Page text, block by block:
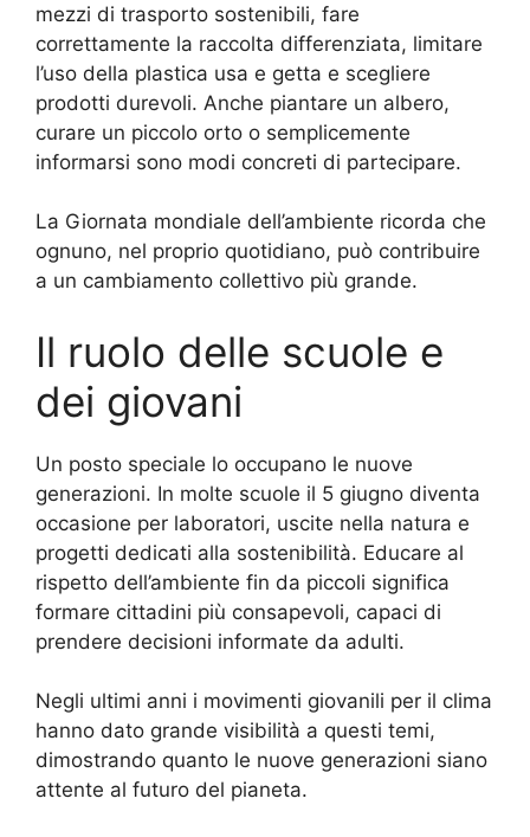
mezzi di trasporto sostenibili, fare
correttamente la raccolta differenziata, limitare
l’uso della plastica usa e getta e scegliere
prodotti durevoli. Anche piantare un albero,
curare un piccolo orto o semplicemente
informarsi sono modi concreti di partecipare.
La Giornata mondiale dell’ambiente ricorda che
ognuno, nel proprio quotidiano, può contribuire
a un cambiamento collettivo più grande.
Il ruolo delle scuole e
dei giovani
Un posto speciale lo occupano le nuove
generazioni. In molte scuole il 5 giugno diventa
occasione per laboratori, uscite nella natura e
progetti dedicati alla sostenibilità. Educare al
rispetto dell’ambiente fin da piccoli significa
formare cittadini più consapevoli, capaci di
prendere decisioni informate da adulti.
Negli ultimi anni i movimenti giovanili per il clima
hanno dato grande visibilità a questi temi,
dimostrando quanto le nuove generazioni siano
attente al futuro del pianeta.